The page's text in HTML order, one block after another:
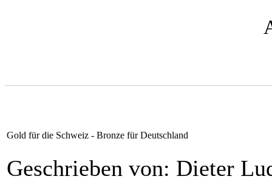
Gold für die Schweiz - Bronze für Deutschland
Geschrieben von: Dieter